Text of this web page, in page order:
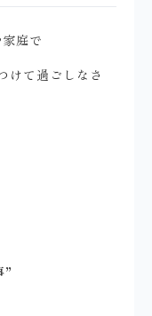
庭で
けて過ごしなさ
”